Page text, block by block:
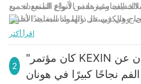
وغيرها من أنواع التلميع لجميع
النحاسية، هذه الأنواع المتعددة من
وهي في حد ذاتها مناسبة جدًا لتلميع
المعادن بكفاءة عالية جدًا، ويمكن
اقرأ أكثر
2
"كان مؤتمر KEXIN لإطلاق منتجات طب الأسنان عن